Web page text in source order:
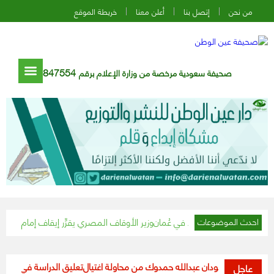
من نحن إتصل بنا أعلن معنا خريطة الموقع
صحيفة سعودية مرخصة من وزارة الإعلام برقم 847554
احدث الموضوعات وزير الأوقاف المصري يقرِّر إيقاف إمام مسجد تجاوز الـ١٥ دقيقة في خطبة الجمعة
عاجل
السودان عبدالله حمدوك من محاولة اغتيالتعليق الدراسة في جميع مدارس